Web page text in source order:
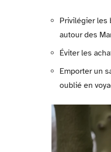
Privilégier les
autour des
Éviter les
Emporter un
oublié en